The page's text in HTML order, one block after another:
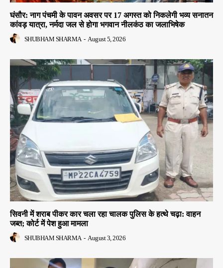
घंसौर: नाग पंचमी के पावन अवसर पर 17 अगस्त को निकलेगी भव्य सनातन
कांवड़ यात्रा, नर्मदा जल से होगा भगवान नीलकंठ का जलाभिषेक
SHUBHAM SHARMA - August 5, 2026
सिवनी में शराब पीकर कार चला रहा चालक पुलिस के हत्थे चढ़ा: वाहन
जब्त; कोर्ट में पेश हुआ मामला
SHUBHAM SHARMA - August 3, 2026